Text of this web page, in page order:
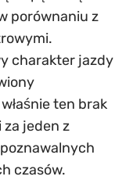
porównaniu z
charakter jazdy
ten brak
za jeden z
czasów.